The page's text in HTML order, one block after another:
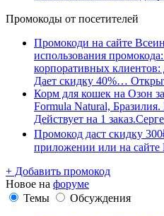
Промокоды от посетителей
Промокоди на сайте
использования
корпоративных
Дает скидку 40%…
Корм для кошек на Озон
Formula Natural,
Действует на 1 заказ.
Промокод даст скидку
приложении или на сайте
+ Добавить промокод
Новое на форуме
Темы
Обсуждения